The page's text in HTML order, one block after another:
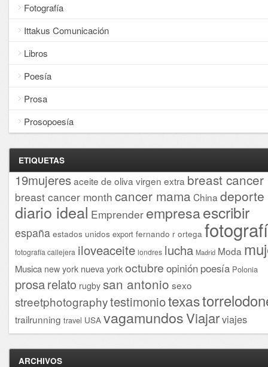
Fotografía
Ittakus Comunicación
Libros
Poesía
Prosa
Prosopoesía
ETIQUETAS
19mujeresaceite de oliva virgen extra breast cancer
breast cancer month cancer mama China deporte
diario ideal Emprender empresaescribir
españa estados unidos export fernando r ortega
fotografía callejera iloveaceite londres lucha Madrid Moda
Musica new york nueva yorkoctubre opinión poesía Polonia
prosarelato rugby san antonio sexo
streetphotographytestimoniotexas
trailrunning travel USA vagamundosViajarviajes
ARCHIVOS